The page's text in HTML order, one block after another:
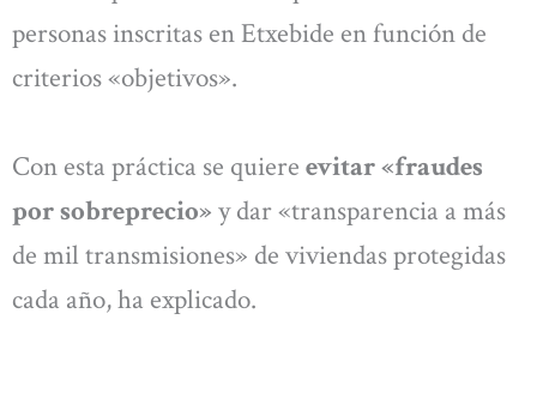
personas inscritas en Etxebide en función de
criterios «objetivos».
Con esta práctica se quiere evitar «fraudes
por sobreprecio» y dar «transparencia a más
de mil transmisiones» de viviendas protegidas
cada año, ha explicado.